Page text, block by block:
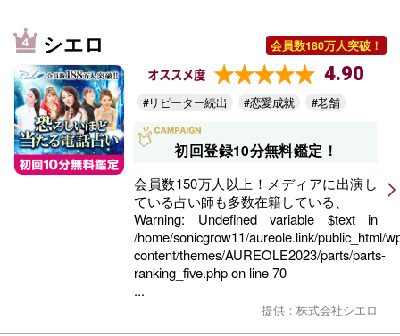
シエロ 会員数180万人突破！
オススメ度 4.90
#リピーター続出 #恋愛成就 #老舗
初回登録10分無料鑑定！
会員数150万人以上！メディアに出演し
ている占い師も多数在籍している、
Warning: Undefined variable $text in
/home/sonicgrow11/aureole.link/public_html/
content/themes/AUREOLE2023/parts/parts-
ranking_five.phpon line70
...
提供：株式会社シエロ